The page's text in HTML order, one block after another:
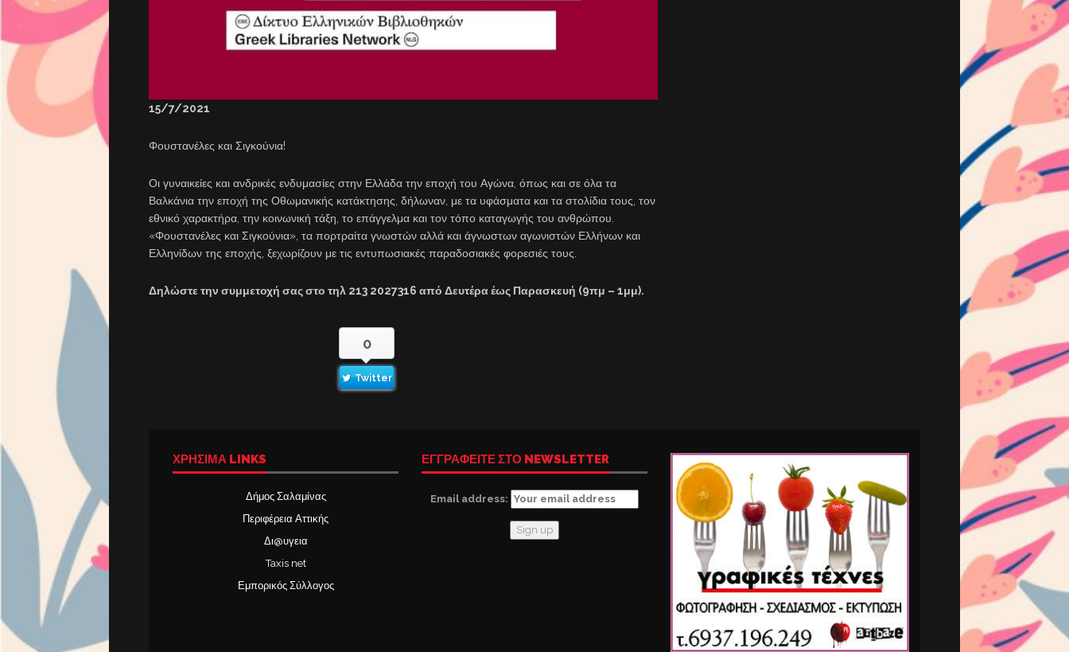
15/7/2021
Φουστανέλες και Σιγκούνια!
Οι γυναικείες και ανδρικές ενδυμασίες στην Ελλάδα την εποχή του Αγώνα, όπως και σε όλα τα
Βαλκάνια την εποχή της Οθωμανικής κατάκτησης, δήλωναν, με τα υφάσματα και τα στολίδια τους, τον
εθνικό χαρακτήρα, την κοινωνική τάξη, το επάγγελμα και τον τόπο καταγωγής του ανθρώπου.
«Φουστανέλες και Σιγκούνια», τα πορτραίτα γνωστών αλλά και άγνωστων αγωνιστών Ελλήνων και
Ελληνίδων της εποχής, ξεχωρίζουν με τις εντυπωσιακές παραδοσιακές φορεσιές τους.
Δηλώστε την συμμετοχή σας στο τηλ 213 2027316 από Δευτέρα έως Παρασκευή (9πμ – 1μμ).
0
Twitter
ΧΡΉΣΙΜΑ LINKS
Δήμος Σαλαμίνας
Περιφέρεια Αττικής
Δι@υγεια
Taxis net
Εμπορικός Σύλλογος
ΕΓΓΡΑΦΕΙΤΕ ΣΤΟ NEWSLETTER
Email address: